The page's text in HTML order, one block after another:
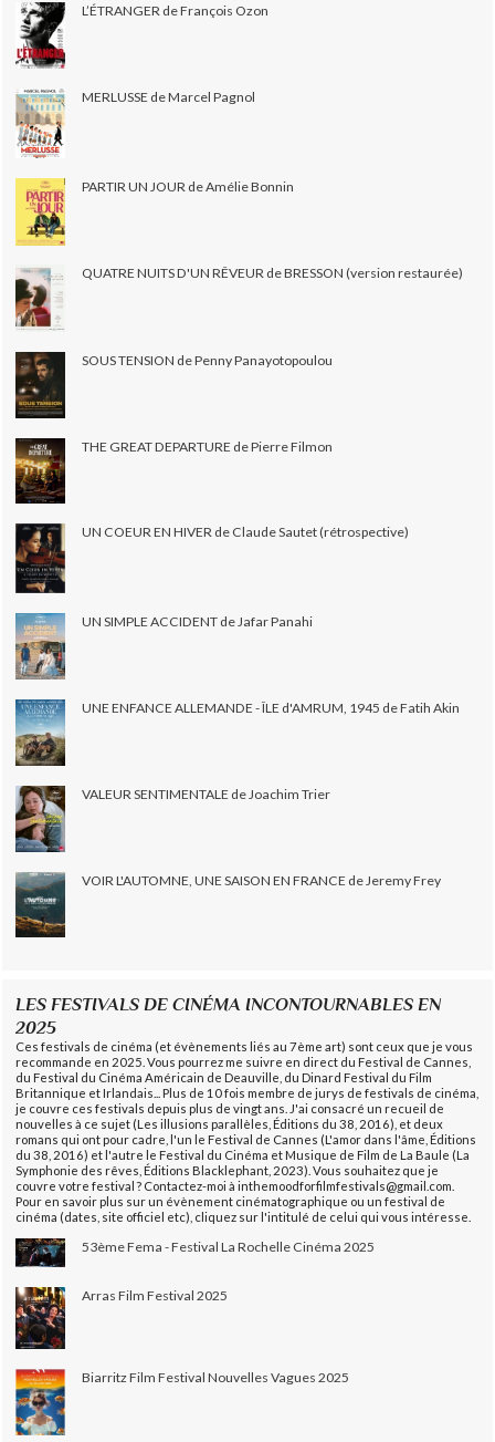
L’ÉTRANGER de François Ozon
MERLUSSE de Marcel Pagnol
PARTIR UN JOUR de Amélie Bonnin
QUATRE NUITS D'UN RÊVEUR de BRESSON (version restaurée)
SOUS TENSION de Penny Panayotopoulou
THE GREAT DEPARTURE de Pierre Filmon
UN COEUR EN HIVER de Claude Sautet (rétrospective)
UN SIMPLE ACCIDENT de Jafar Panahi
UNE ENFANCE ALLEMANDE - ÎLE d'AMRUM, 1945 de Fatih Akin
VALEUR SENTIMENTALE de Joachim Trier
VOIR L'AUTOMNE, UNE SAISON EN FRANCE de Jeremy Frey
LES FESTIVALS DE CINÉMA INCONTOURNABLES EN
2025
Ces festivals de cinéma (et évènements liés au 7ème art) sont ceux que je vous
recommande en 2025. Vous pourrez me suivre en direct du Festival de Cannes,
du Festival du Cinéma Américain de Deauville, du Dinard Festival du Film
Britannique et Irlandais... Plus de 10 fois membre de jurys de festivals de cinéma,
je couvre ces festivals depuis plus de vingt ans. J'ai consacré un recueil de
nouvelles à ce sujet (Les illusions parallèles, Éditions du 38, 2016), et deux
romans qui ont pour cadre, l'un le Festival de Cannes (L'amor dans l'âme, Éditions
du 38, 2016) et l'autre le Festival du Cinéma et Musique de Film de La Baule (La
Symphonie des rêves, Éditions Blacklephant, 2023). Vous souhaitez que je
couvre votre festival ? Contactez-moi à inthemoodforfilmfestivals@gmail.com.
Pour en savoir plus sur un évènement cinématographique ou un festival de
cinéma (dates, site officiel etc), cliquez sur l'intitulé de celui qui vous intéresse.
53ème Fema - Festival La Rochelle Cinéma 2025
Arras Film Festival 2025
Biarritz Film Festival Nouvelles Vagues 2025